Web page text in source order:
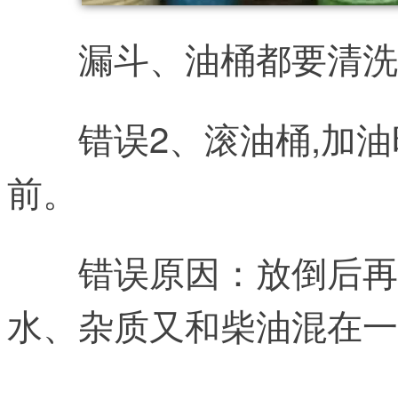
漏斗、油桶都要清
错误2、 滚油桶,加
前。
错误原因：放倒后
水、杂质又和柴油混在